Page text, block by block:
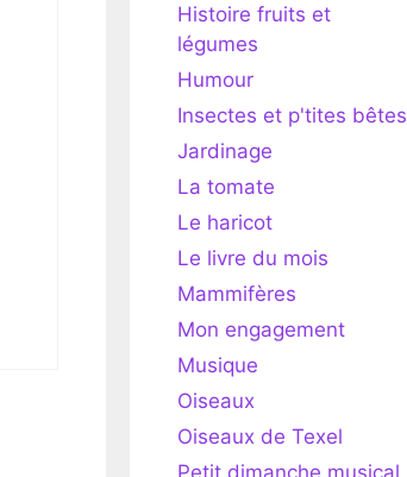
Histoire fruits et
légumes
Humour
Insectes et p'tites bêtes
Jardinage
La tomate
Le haricot
Le livre du mois
Mammifères
Mon engagement
Musique
Oiseaux
Oiseaux de Texel
Petit dimanche musical